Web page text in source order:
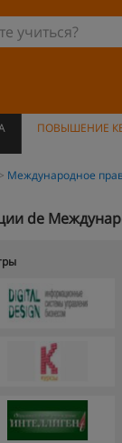
ПОВЫШЕНИЕ
Международное
de